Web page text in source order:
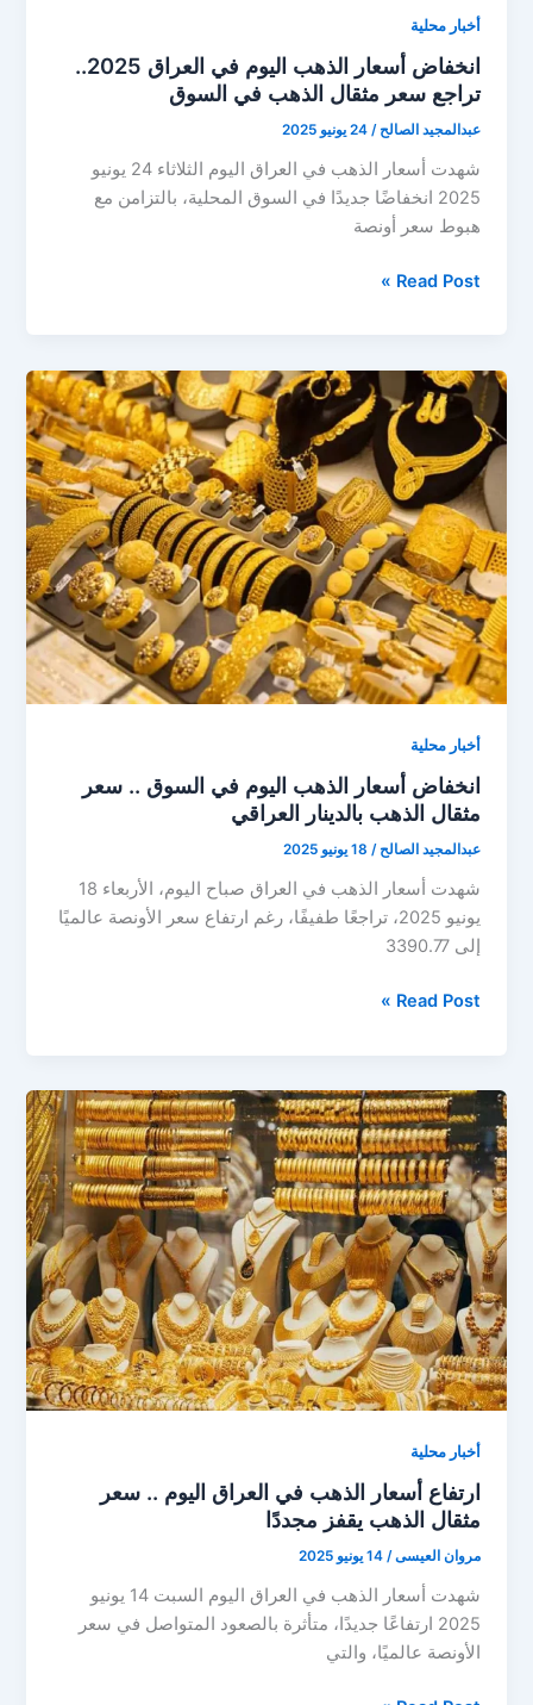
أخبار محلية
انخفاض أسعار الذهب اليوم في العراق 2025..
تراجع سعر مثقال الذهب في السوق
عبدالمجيد الصالح/24 يونيو 2025
شهدت أسعار الذهب في العراق اليوم الثلاثاء 24 يونيو
2025 انخفاضًا جديدًا في السوق المحلية، بالتزامن مع
هبوط سعر أونصة
انخفاض
اليوم
في
العراق
2025..
تراجع
سعر
مثقال
الذهب
في
السوق
Read Post »
أخبار محلية
انخفاض أسعار الذهب اليوم في السوق .. سعر
مثقال الذهب بالدينار العراقي
عبدالمجيد الصالح/ 18 يونيو 2025
شهدت أسعار الذهب في العراق صباح اليوم، الأربعاء 18
يونيو 2025، تراجعًا طفيفًا، رغم ارتفاع سعر الأونصة عالميًا
إلى 3390.77
انخفاض
اليوم
في
السوق
..
سعر
مثقال
الذهب
بالدينار
العراقي
Read Post »
أخبار محلية
ارتفاع أسعار الذهب في العراق اليوم .. سعر
مثقال الذهب يقفز مجددًا
مروان العيسى/14 يونيو 2025
شهدت أسعار الذهب في العراق اليوم السبت 14 يونيو
2025 ارتفاعًا جديدًا، متأثرة بالصعود المتواصل في سعر
الأونصة عالميًا، والتي